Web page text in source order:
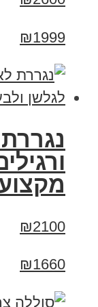
₪1999
₪2100
₪1660